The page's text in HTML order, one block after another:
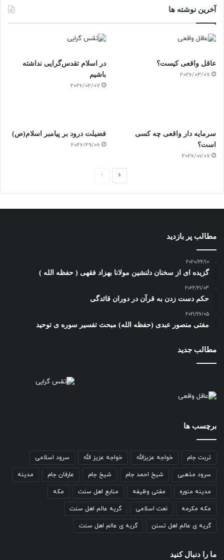
آخرین نوشته ها
عاقل واقعی کیست؟
2026/03/07
در اسلام تقدس‌گرایی نداشته
باشیم
2026/02/07
سرمایه دار واقعی چه کسی
است؟
2026/01/07
فضیلت درود بر پیامبر اسلام(ص)
2026/29/06
ی
ی
مطالب پر بازدید
2020/22/10
گزیده ای از سخنان دلنشین مولانا بهزاد فقهی ( حفظه الله )
2022/21/03
حکم دست زدن به قرآن در دوران قائدگی
2021/26/05
مفتی منصور عبدی (حفظه الله) مبحث تفسیر سوره ی توحید
مطالب جدید
برچسب ها
تربت جام خواجه عزیزالله خواجه عزیز الله سرود اسلامی
سرود مذهبی شیخ احمد جام شیخ جام عارفان جام مدینه
مدینه منوره مفتی وظیفه منابع اهل سنت مکه
مکه مکرمه نعت اسلامی گریه عالم اهل سنت
گریه ی عالم اهل تسنن گریه ی عالم اهل سنت
ما را دنبال کنید